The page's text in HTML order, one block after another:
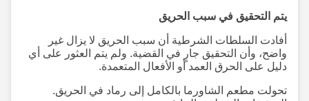
يتم التحقيق في سبب الحريق
أفادت السلطات الشرطية أن سبب الحريق لا يزال غير
واضح، وأن التحقيق جارٍ في القضية. ولم يتم العثور على أي
دليل على الحرق العمد أو الأفعال المتعمدة.
تحولت مطعم الشاورما بالكامل إلى رماد في الحريق.